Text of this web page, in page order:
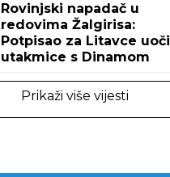
Rovinjski napadač u
redovima Žalgirisa:
Potpisao za Litavce uoči
utakmice s Dinamom
Prikaži više vijesti